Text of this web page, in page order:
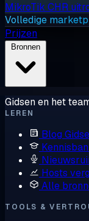
MikroTik CHR
Volledige
Prijzen
Gidsen en het
LEREN
Blog
Hosts
Alle
TOOLS &